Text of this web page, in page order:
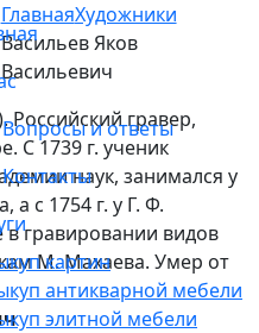
Вопросы и ответы
Контакты
картин
антикварной мебели
элитной мебели
ГлавнаяХудожники
Васильев Яков
Васильевич
Российский гравер,
С 1739 г. ученик
наук, занимался у
а с 1754 г. у Г. Ф.
гравировании видов
М. Махаева. Умер от